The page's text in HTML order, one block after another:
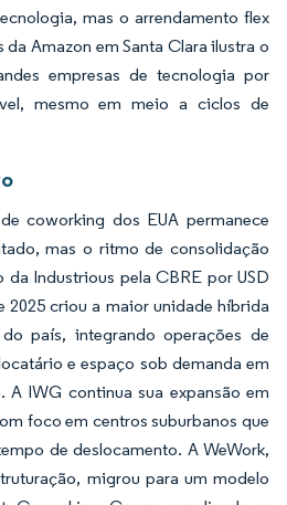
mas o arrendamento flex
Amazon em Santa Clara ilustra o
empresas de tecnologia por
mesmo em meio a ciclos de
coworking dos EUA permanece
mas o ritmo de consolidação
Industrious pela CBRE por USD
2025 criou a maior unidade híbrida
país, integrando operações de
e espaço sob demanda em
IWG continua sua expansão em
foco em centros suburbanos que
de deslocamento. A WeWork,
migrou para um modelo